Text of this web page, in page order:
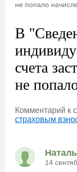
не попало
В
счета
не
Комментарий к
страховым
14